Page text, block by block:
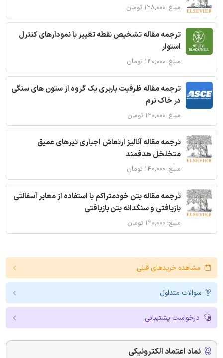
مبلغ: ۱۲۸,۰۰۰ تومان
ترجمه مقاله تشخیص نقطه تغییر با نمودارهای کنترل
استوار
مبلغ: ۱۴۰,۰۰۰ تومان
ترجمه مقاله ظرفیت باربری یک گروه از ستون های سنگی
در خاک نرم
مبلغ: ۱۲۰,۰۰۰ تومان
ترجمه مقاله آنالیز ارتعاش اجباری تیرهای عمیق
متخلخل هدفمند
مبلغ: ۱۴۰,۰۰۰ تومان
ترجمه مقاله بتن خودمتراکم با استفاده از معابر آسفالتی
بازیافتی و سنگدانه بتن بازیافتی
مبلغ: ۱۲۰,۰۰۰ تومان
مشاهده خریدهای قبلی
سوالات متداول
درخواست پشتیبانی
نماد اعتماد الکترونیکی